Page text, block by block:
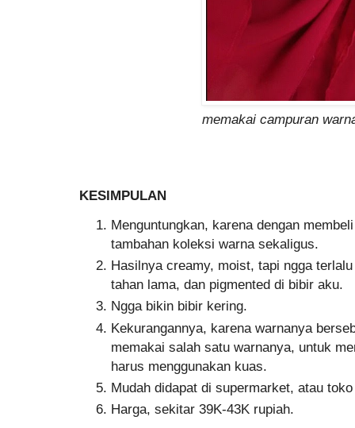
memakai campuran
KESIMPULAN
Menguntungkan, karena dengan
tambahan koleksi warna sekaligus.
Hasilnya creamy, moist, tapi ngga
tahan lama, dan pigmented di bibir aku.
Ngga bikin bibir kering.
Kekurangannya, karena warnanya
memakai salah satu warnanya, untuk
harus menggunakan kuas.
Mudah didapat di supermarket, atau
Harga, sekitar 39K-43K rupiah.